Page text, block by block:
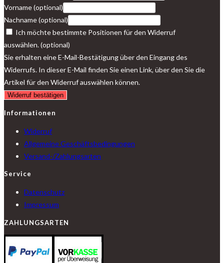
Vorname(optional)
Nachname(optional)
Ich möchte bestimmte Positionen für den Widerruf
auswählen.(optional)
Sie erhalten eine E-Mail-Bestätigung über den Eingang des
Widerrufs. In dieser E-Mail finden Sie einen Link, über den Sie die
Artikel für den Widerruf auswählen können.
Widerruf bestätigen
Informationen
Widerruf
Allgemeine Geschäftsbedingungen
Versand-/Zahlungsarten
Service
Datenschutz
Impressum
ZAHLUNGSARTEN